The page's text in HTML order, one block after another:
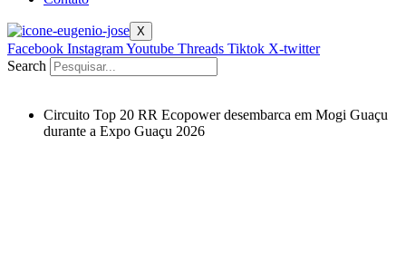
X
Facebook InstagramYoutube Threads Tiktok X-twitter
Search
Circuito Top 20 RR Ecopower desembarca em Mogi Guaçu
durante a Expo Guaçu 2026